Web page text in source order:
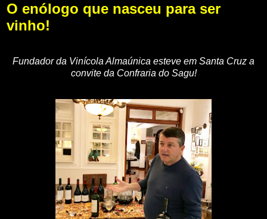
O enólogo que nasceu para ser
vinho!
Fundador da Vinícola Almaúnica esteve em Santa Cruz a
convite da Confraria do Sagu!